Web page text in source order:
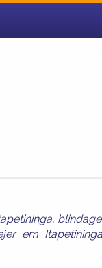
,
em Itapetininga